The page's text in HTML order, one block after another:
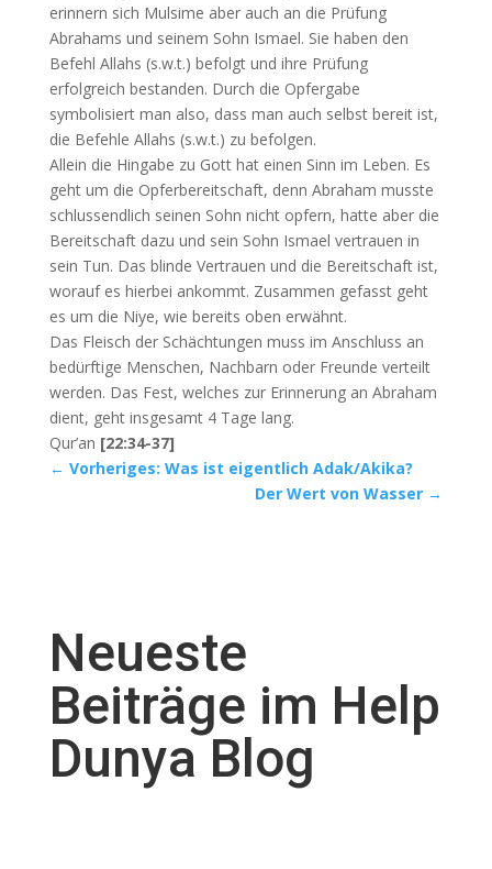
erinnern sich Mulsime aber auch an die Prüfung
Abrahams und seinem Sohn Ismael. Sie haben den
Befehl Allahs (s.w.t.) befolgt und ihre Prüfung
erfolgreich bestanden. Durch die Opfergabe
symbolisiert man also, dass man auch selbst bereit ist,
die Befehle Allahs (s.w.t.) zu befolgen.
Allein die Hingabe zu Gott hat einen Sinn im Leben. Es
geht um die Opferbereitschaft, denn Abraham musste
schlussendlich seinen Sohn nicht opfern, hatte aber die
Bereitschaft dazu und sein Sohn Ismael vertrauen in
sein Tun. Das blinde Vertrauen und die Bereitschaft ist,
worauf es hierbei ankommt. Zusammen gefasst geht
es um die Niye, wie bereits oben erwähnt.
Das Fleisch der Schächtungen muss im Anschluss an
bedürftige Menschen, Nachbarn oder Freunde verteilt
werden. Das Fest, welches zur Erinnerung an Abraham
dient, geht insgesamt 4 Tage lang.
Qur’an [22:34-37]
← Vorheriges: Was ist eigentlich Adak/Akika?
Der Wert von Wasser →
Neueste
Beiträge im Help
Dunya Blog